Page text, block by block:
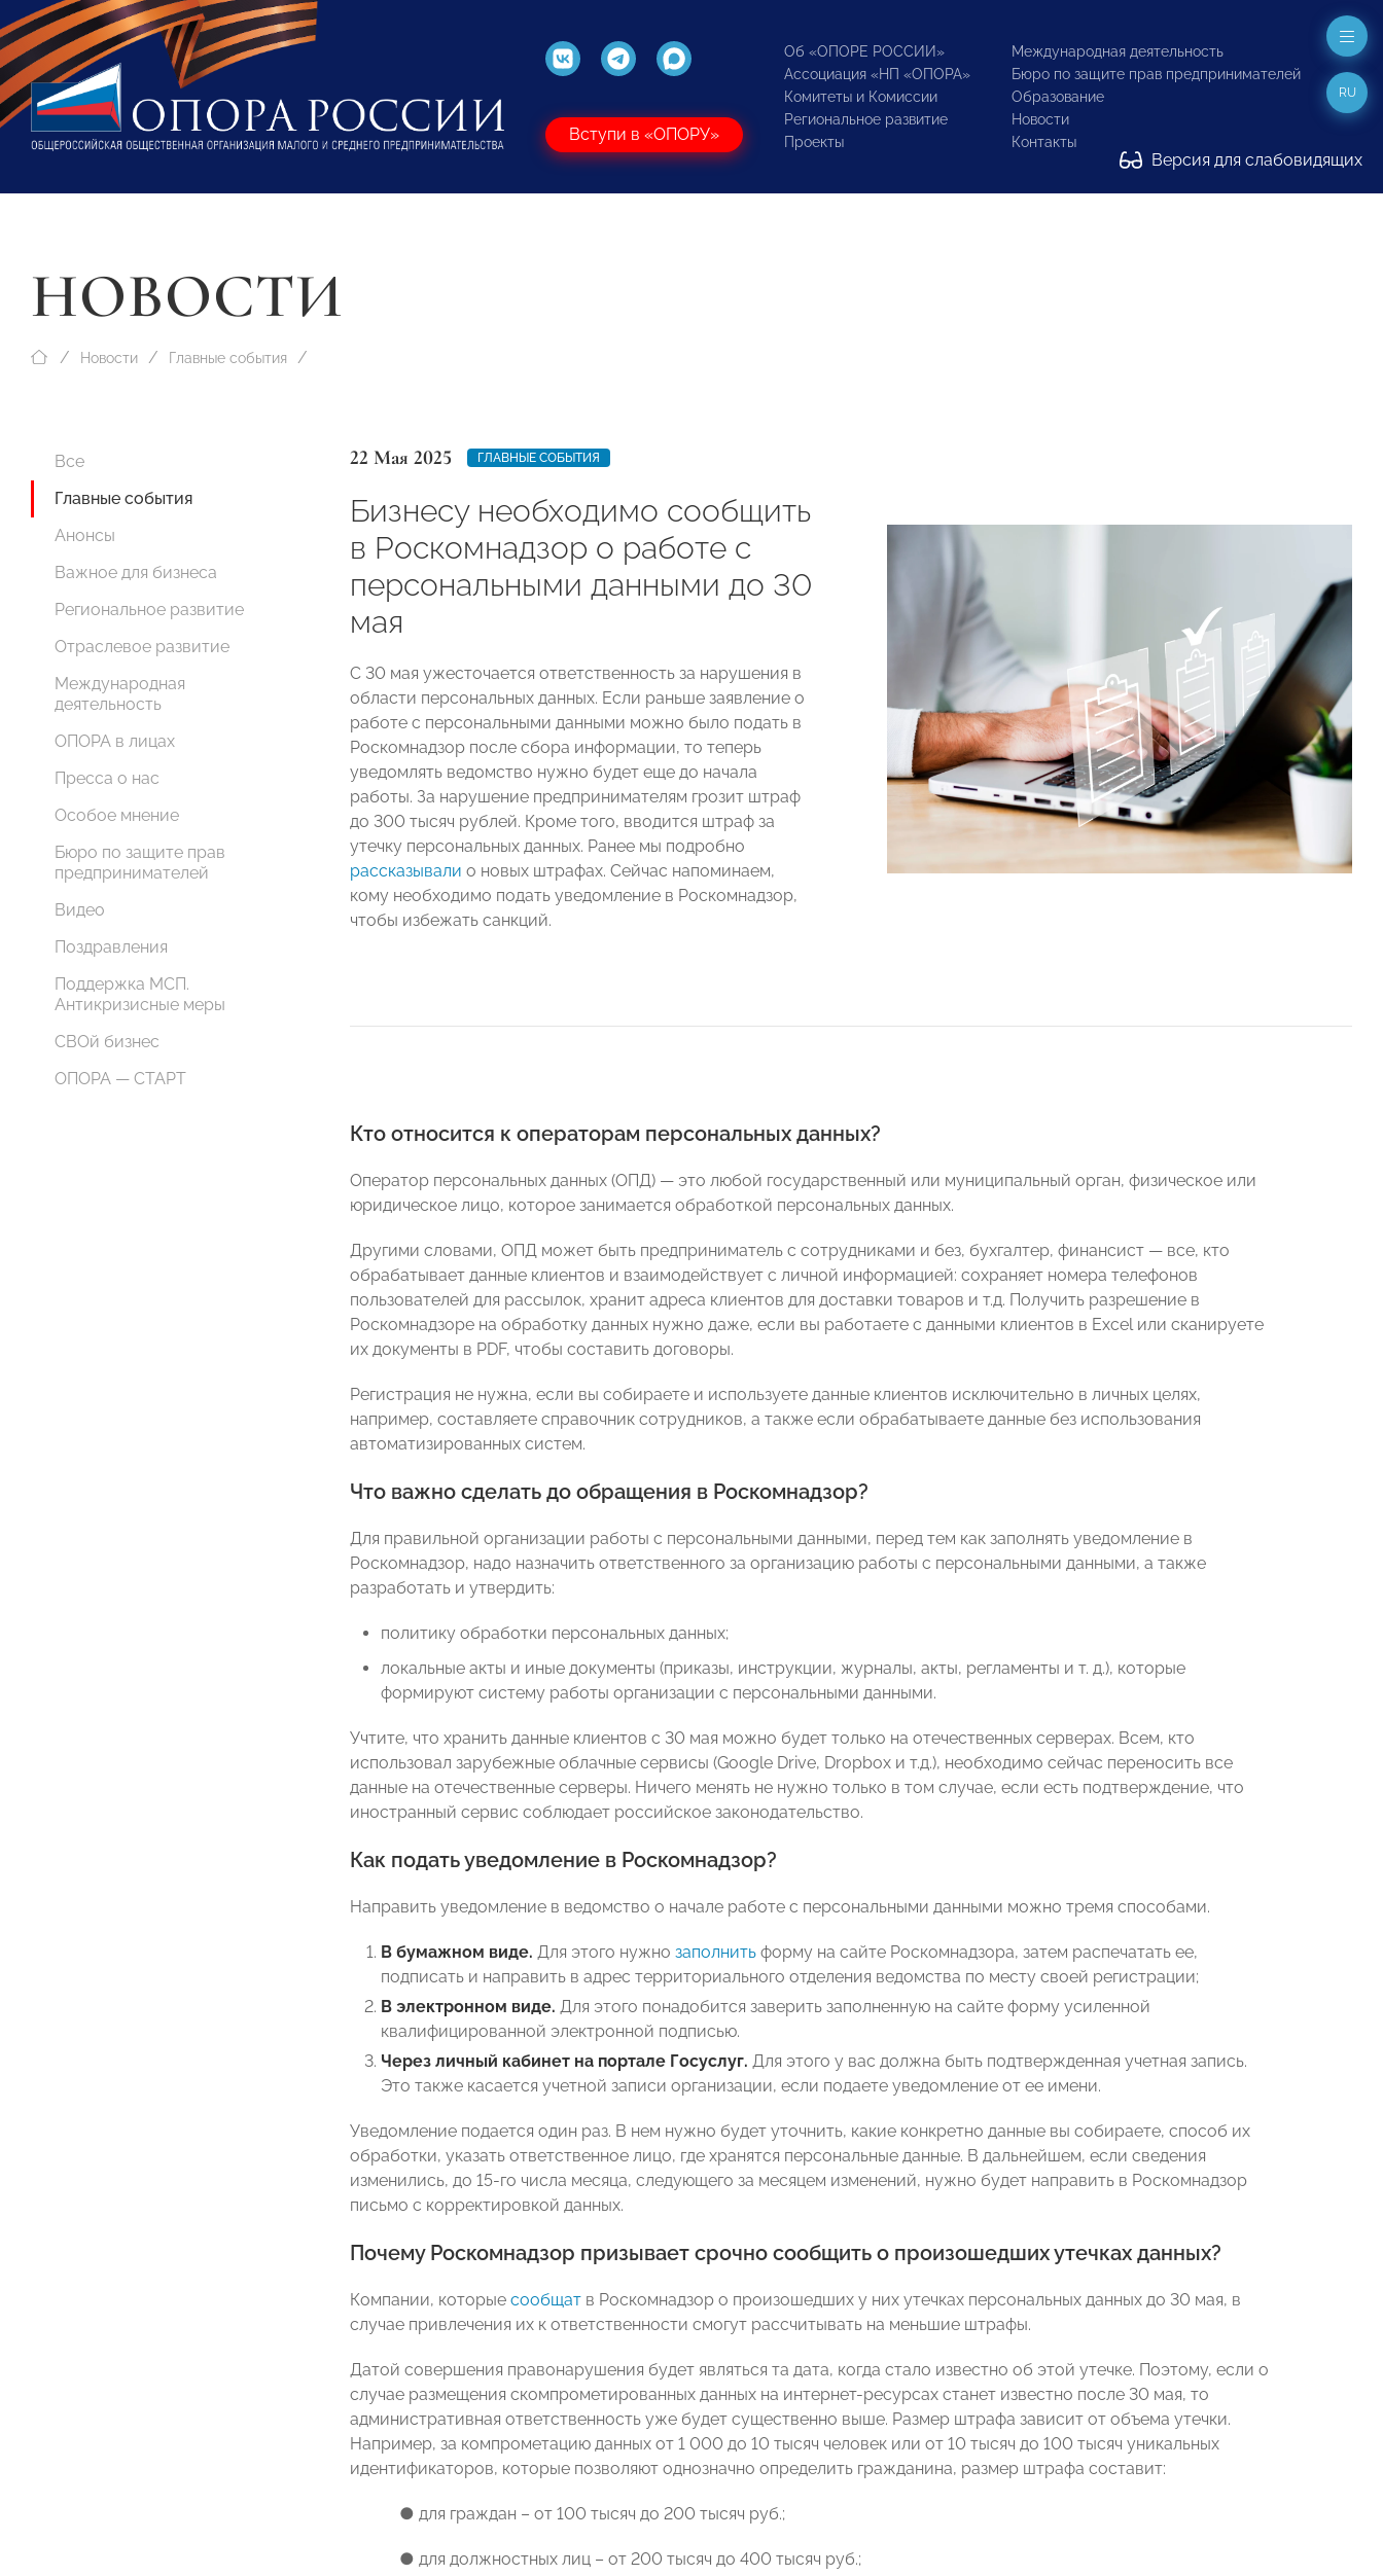
Вступи в «ОПОРУ»
Об «ОПОРЕ РОССИИ»
Ассоциация «НП «ОПОРА»
Комитеты и Комиссии
Региональное развитие
Проекты
Международная деятельность
Бюро по защите прав предпринимателей
Образование
Новости
Контакты
Версия для слабовидящих
RU
НОВОСТИ
Новости Главные события
Все
Главные события
Анонсы
Важное для бизнеса
Региональное развитие
Отраслевое развитие
Международная
деятельность
ОПОРА в лицах
Пресса о нас
Особое мнение
Бюро по защите прав
предпринимателей
Видео
Поздравления
Поддержка МСП.
Антикризисные меры
СВОй бизнес
ОПОРА — СТАРТ
22 Мая 2025 ГЛАВНЫЕ СОБЫТИЯ
Бизнесу необходимо сообщить
в Роскомнадзор о работе с
персональными данными до 30
мая
С 30 мая ужесточается ответственность за нарушения в
области персональных данных. Если раньше заявление о
работе с персональными данными можно было подать в
Роскомнадзор после сбора информации, то теперь
уведомлять ведомство нужно будет еще до начала
работы. За нарушение предпринимателям грозит штраф
до 300 тысяч рублей. Кроме того, вводится штраф за
утечку персональных данных. Ранее мы подробно
рассказывали о новых штрафах. Сейчас напоминаем,
кому необходимо подать уведомление в Роскомнадзор,
чтобы избежать санкций.
Кто относится к операторам персональных данных?
Оператор персональных данных (ОПД) — это любой государственный или муниципальный орган, физическое или
юридическое лицо, которое занимается обработкой персональных данных.
Другими словами, ОПД может быть предприниматель с сотрудниками и без, бухгалтер, финансист — все, кто
обрабатывает данные клиентов и взаимодействует с личной информацией: сохраняет номера телефонов
пользователей для рассылок, хранит адреса клиентов для доставки товаров и т.д. Получить разрешение в
Роскомнадзоре на обработку данных нужно даже, если вы работаете с данными клиентов в Excel или сканируете
их документы в PDF, чтобы составить договоры.
Регистрация не нужна, если вы собираете и используете данные клиентов исключительно в личных целях,
например, составляете справочник сотрудников, а также если обрабатываете данные без использования
автоматизированных систем.
Что важно сделать до обращения в Роскомнадзор?
Для правильной организации работы с персональными данными, перед тем как заполнять уведомление в
Роскомнадзор, надо назначить ответственного за организацию работы с персональными данными, а также
разработать и утвердить:
политику обработки персональных данных;
локальные акты и иные документы (приказы, инструкции, журналы, акты, регламенты и т. д.), которые
формируют систему работы организации с персональными данными.
Учтите, что хранить данные клиентов с 30 мая можно будет только на отечественных серверах. Всем, кто
использовал зарубежные облачные сервисы (Google Drive, Dropbox и т.д.), необходимо сейчас переносить все
данные на отечественные серверы. Ничего менять не нужно только в том случае, если есть подтверждение, что
иностранный сервис соблюдает российское законодательство.
Как подать уведомление в Роскомнадзор?
Направить уведомление в ведомство о начале работе с персональными данными можно тремя способами.
В бумажном виде. Для этого нужно заполнить форму на сайте Роскомнадзора, затем распечатать ее,
подписать и направить в адрес территориального отделения ведомства по месту своей регистрации;
В электронном виде. Для этого понадобится заверить заполненную на сайте форму усиленной
квалифицированной электронной подписью.
Через личный кабинет на портале Госуслуг. Для этого у вас должна быть подтвержденная учетная запись.
Это также касается учетной записи организации, если подаете уведомление от ее имени.
Уведомление подается один раз. В нем нужно будет уточнить, какие конкретно данные вы собираете, способ их
обработки, указать ответственное лицо, где хранятся персональные данные. В дальнейшем, если сведения
изменились, до 15-го числа месяца, следующего за месяцем изменений, нужно будет направить в Роскомнадзор
письмо с корректировкой данных.
Почему Роскомнадзор призывает срочно сообщить о произошедших утечках данных?
Компании, которые сообщат в Роскомнадзор о произошедших у них утечках персональных данных до 30 мая, в
случае привлечения их к ответственности смогут рассчитывать на меньшие штрафы.
Датой совершения правонарушения будет являться та дата, когда стало известно об этой утечке. Поэтому, если о
случае размещения скомпрометированных данных на интернет-ресурсах станет известно после 30 мая, то
административная ответственность уже будет существенно выше. Размер штрафа зависит от объема утечки.
Например, за компрометацию данных от 1 000 до 10 тысяч человек или от 10 тысяч до 100 тысяч уникальных
идентификаторов, которые позволяют однозначно определить гражданина, размер штрафа составит:
● для граждан – от 100 тысяч до 200 тысяч руб.;
● для должностных лиц – от 200 тысяч до 400 тысяч руб.;